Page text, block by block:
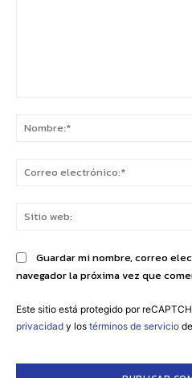
Guardar mi nombre, correo
navegador la próxima vez que
Este sitio está protegido por
privacidad y los términos de servicio